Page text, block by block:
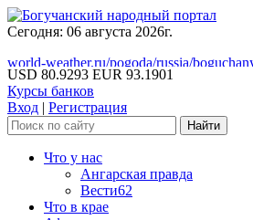
Сегодня: 06 августа 2026г.
world-weather.ru/pogoda/russia/
USD 80.9293 EUR 93.1901
Курсы банков
Вход | Регистрация
Что у нас
Ангарская правда
Вести62
Что в крае